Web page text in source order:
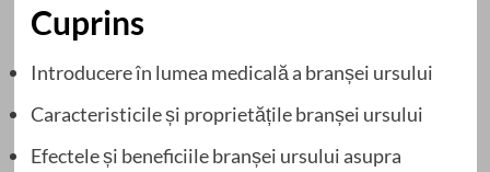
Cuprins
Introducere în lumea medicală a branșei ursului
Caracteristicile și proprietățile branșei ursului
Efectele și beneficiile branșei ursului asupra